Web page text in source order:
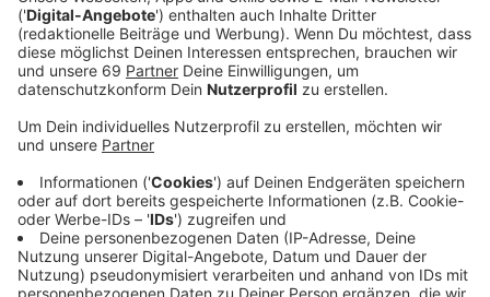
die Corona-Zahlen an Wochenenden grundsätzlich
etwas niedriger sind, weil möglicherweise weniger
Corona-Tests gemacht werden oder auch weniger
Ergebnisse weitergegeben werden.
In ganzNordrhein-Westfalenschafft es aktuell keine
35er-Marke. Unter "50" liegt nur der Kreis Coesfeld mit
einer Inzidenz von 38,5.
Bundesweitgesehen liegt Münster nun auf Platz 4
aller Kreise und kreisfreien Städte. Bessere Werte